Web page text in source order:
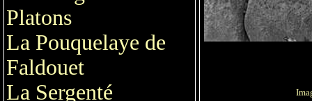
Platons
La Pouquelaye de
Faldouet
La Sergenté